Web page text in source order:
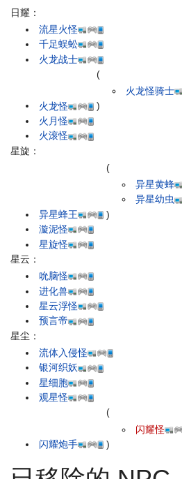
日耀：
流星火怪
千足蜈蚣
火龙战士
火龙怪
(
火龙怪骑士
)
火月怪
火滚怪
星旋：
异星蜂王
(
异星黄蜂
异星幼虫
)
漩泥怪
星旋怪
星云：
吮脑怪
进化兽
星云浮怪
预言帝
星尘：
流体入侵怪
银河织妖
星细胞
观星怪
闪耀炮手
(
闪耀怪
)